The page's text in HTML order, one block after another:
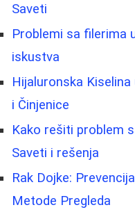
Saveti
Problemi sa filerima
iskustva
Hijaluronska
i Činjenice
Kako rešiti problem
Saveti i rešenja
Rak Dojke:
Metode Pregleda